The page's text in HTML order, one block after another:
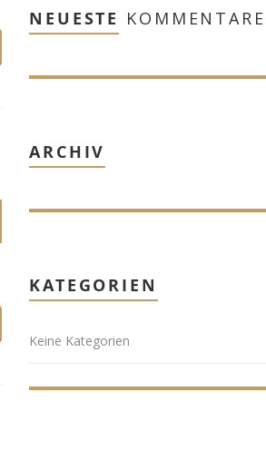
NEUESTE KOMMENTARE
ARCHIV
KATEGORIEN
Keine Kategorien